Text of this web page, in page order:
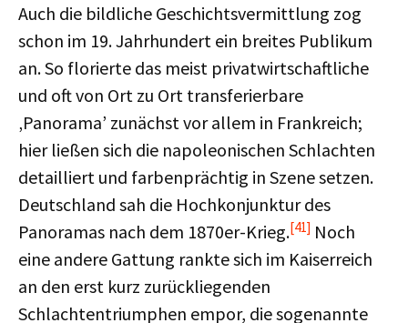
Auch die bildliche Geschichtsvermittlung zog
schon im 19. Jahrhundert ein breites Publikum
an. So florierte das meist privatwirtschaftliche
und oft von Ort zu Ort transferierbare
‚Panorama’ zunächst vor allem in Frankreich;
hier ließen sich die napoleonischen Schlachten
detailliert und farbenprächtig in Szene setzen.
Deutschland sah die Hochkonjunktur des
Panoramas nach dem 1870er-Krieg.[41] Noch
eine andere Gattung rankte sich im Kaiserreich
an den erst kurz zurückliegenden
Schlachtentriumphen empor, die sogenannte